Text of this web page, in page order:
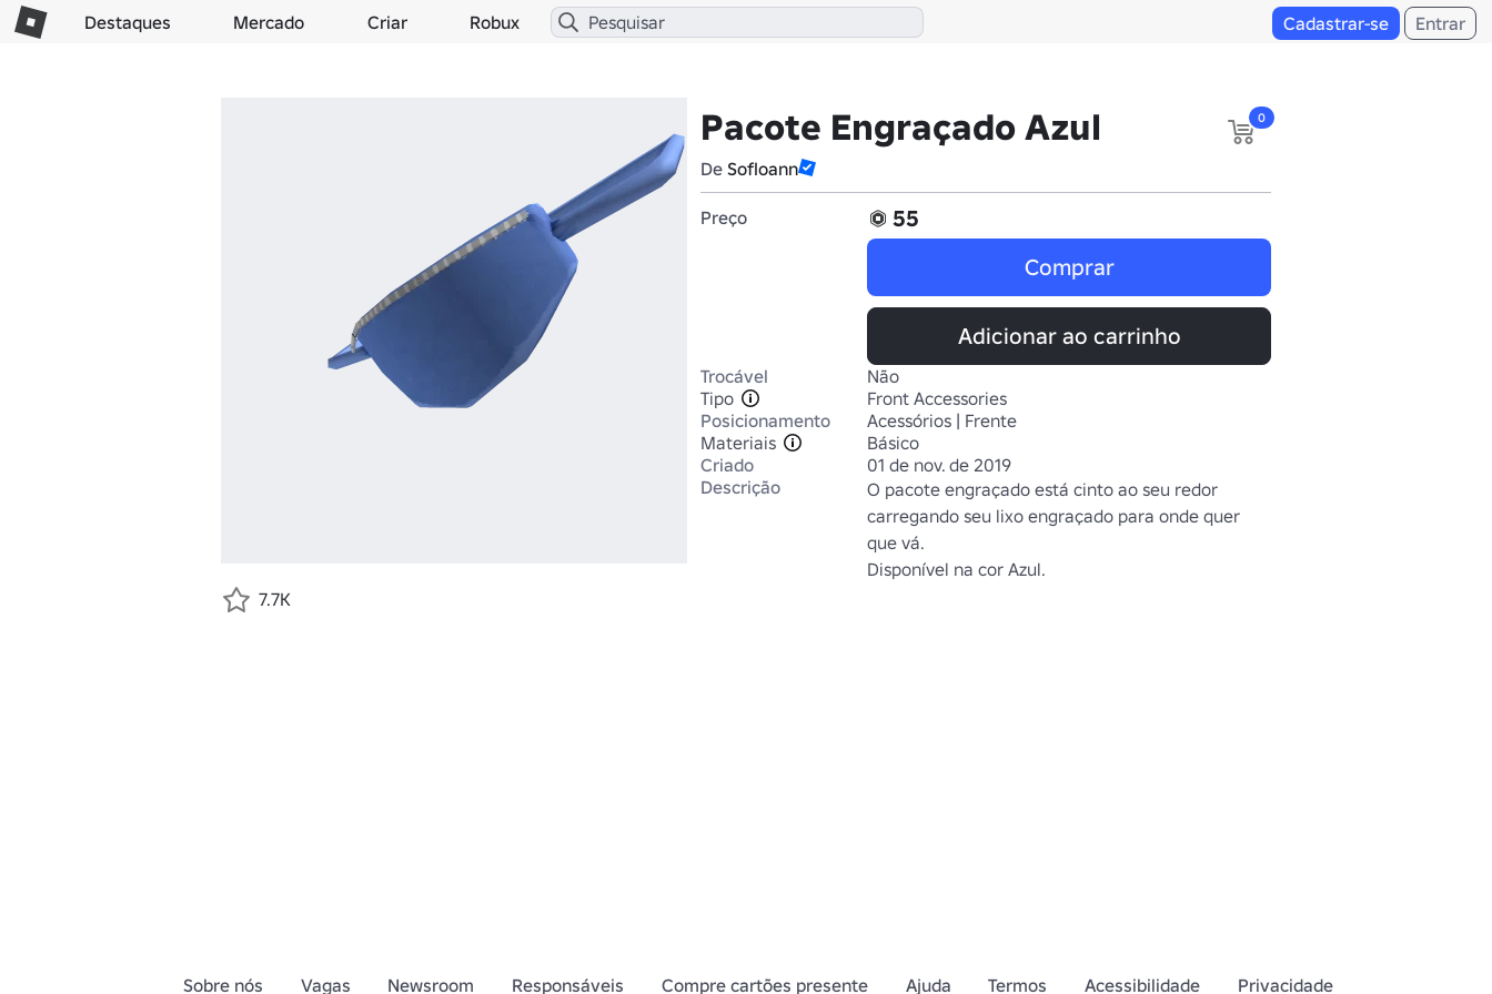
Destaques Mercado Criar Robux Cadastrar-se Entrar
Pacote Engraçado Azul
De Sofloann
0
Preço
55
Comprar
Adicionar ao carrinho
Trocável
Não
Tipo
Front Accessories
Posicionamento
Acessórios | Frente
Materiais
Básico
Criado
01 de nov. de 2019
Descrição
O pacote engraçado está cinto ao seu redor
carregando seu lixo engraçado para onde quer
que vá.
Disponível na cor Azul.
7.7K
Sobre nós Vagas Newsroom Responsáveis Compre cartões presente Ajuda Termos Acessibilidade Privacidade